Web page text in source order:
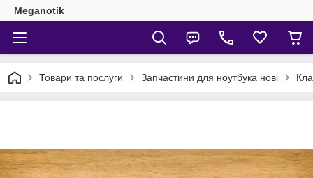
Meganotik
Товари та послуги Запчастини для ноутбука нові